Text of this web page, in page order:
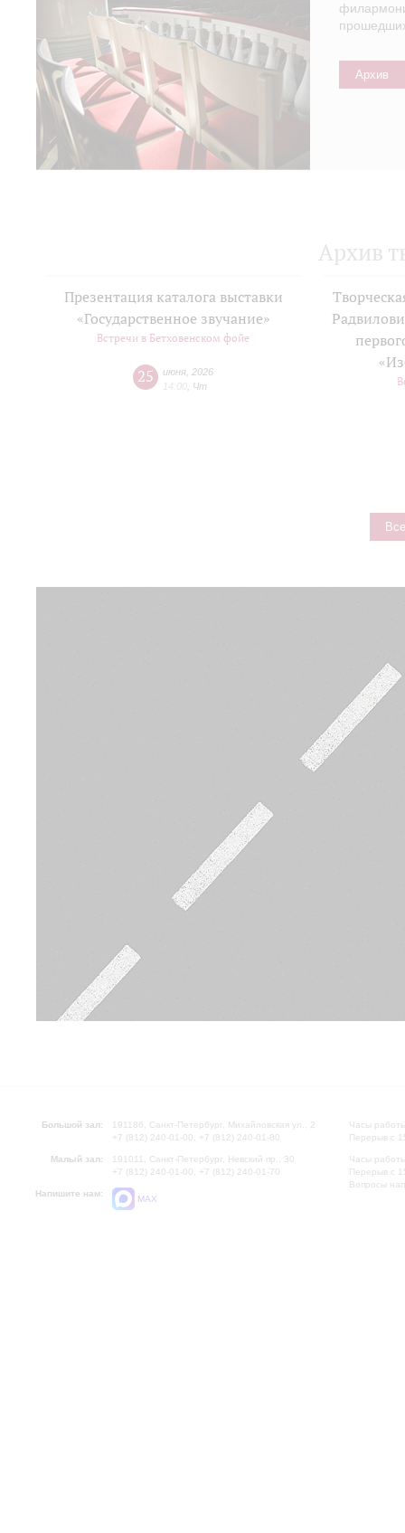
Архив
Архив
Презентация каталога выставки
«Государственное звучание»
Встречи в Бетховенском фойе
25 июня 2026
14:00 Чт
Большой зал:
191186, Санкт-Петербург, Михайловская ул., 2
+7 (812) 240-01-00, +7 (812) 240-01-80
Малый зал:
191011, Санкт-Петербург, Невский пр., 30
+7 (812) 240-01-00, +7 (812) 240-01-70
Напишите нам:
MAX
Часы
Перерыв с
Часы
Перерыв с
Вопросы